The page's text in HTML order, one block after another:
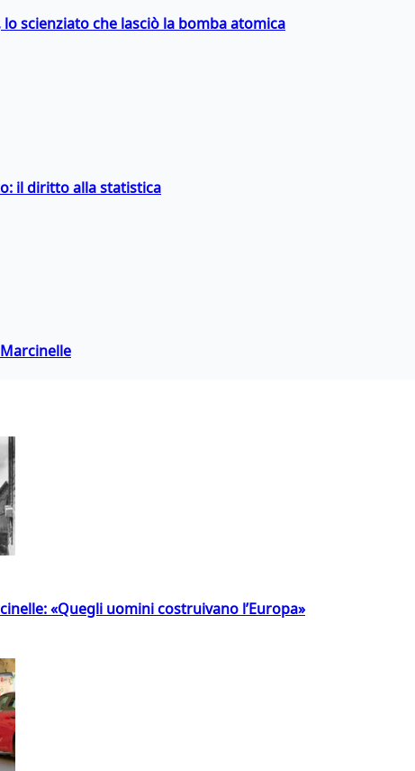
scienziato che lasciò la bomba atomica
il diritto alla statistica
«Quegli uomini costruivano l’Europa»